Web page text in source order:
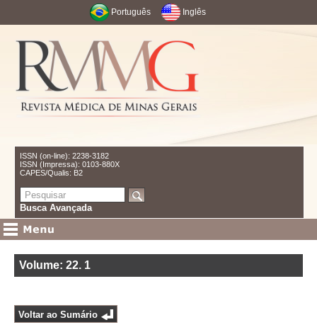
Português Inglês
ISSN (on-line): 2238-3182
ISSN (Impressa): 0103-880X
CAPES/Qualis: B2
Busca Avançada
Volume: 22. 1
Voltar ao Sumário